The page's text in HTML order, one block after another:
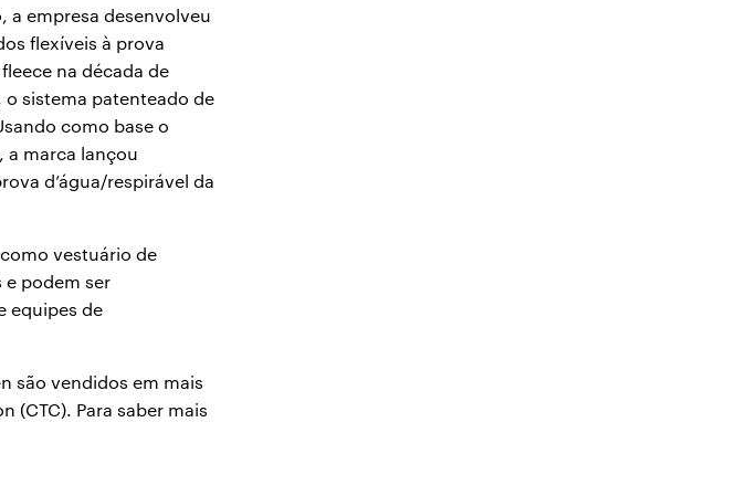
a empresa desenvolveu
flexíveis à prova
na década de
o sistema patenteado de
como base o
a marca lançou
d’água/respirável da
vestuário de
podem ser
equipes de
são vendidos em mais
(CTC). Para saber mais